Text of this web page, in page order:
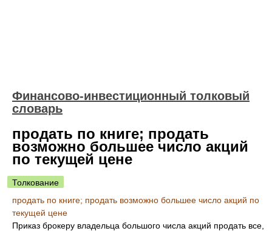
Финансово-инвестиционный толковый
словарь
продать по книге; продать
возможно большее число акций
по текущей цене
Толкование
продать по книге; продать возможно большее число акций по
текущей цене
Приказ брокеру владельца большого числа акций продать все,